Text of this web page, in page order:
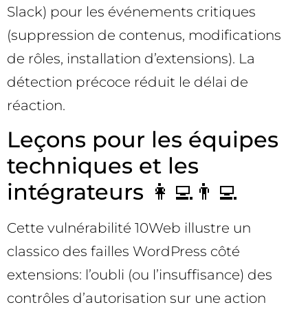
Slack) pour les événements critiques
(suppression de contenus, modifications
de rôles, installation d’extensions). La
détection précoce réduit le délai de
réaction.
Leçons pour les équipes
techniques et les
intégrateurs 👩‍💻👨‍💻
Cette vulnérabilité 10Web illustre un
classico des failles WordPress côté
extensions: l’oubli (ou l’insuffisance) des
contrôles d’autorisation sur une action